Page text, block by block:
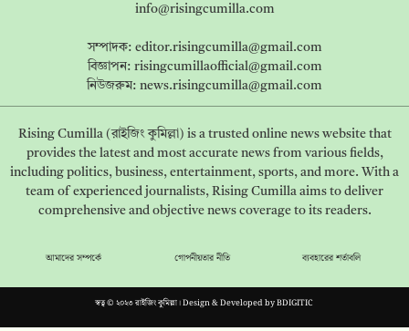
info@risingcumilla.com
সম্পাদক: editor.risingcumilla@gmail.com
বিজ্ঞাপন: risingcumillaofficial@gmail.com
নিউজরুম: news.risingcumilla@gmail.com
Rising Cumilla (রাইজিং কুমিল্লা) is a trusted online news website that
provides the latest and most accurate news from various fields,
including politics, business, entertainment, sports, and more. With a
team of experienced journalists, Rising Cumilla aims to deliver
comprehensive and objective news coverage to its readers.
আমাদের সম্পর্কে গোপনীয়তার নীতি ব্যবহারের শর্তাবলি
স্বত্ব © ২০২৩ রাইজিং কুমিল্লা। Design & Developed byBDIGITIC